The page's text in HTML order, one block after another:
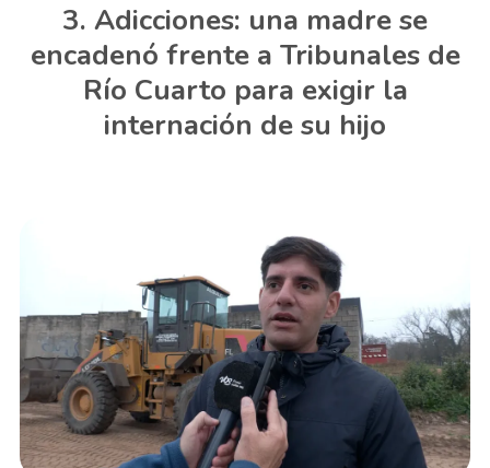
Adicciones: una madre se
encadenó frente a Tribunales de
Río Cuarto para exigir la
internación de su hijo